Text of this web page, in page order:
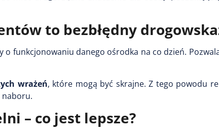
to bezbłędny
funkcjonowaniu danego ośrodka na co dzień.
wrażeń, które mogą być skrajne. Z tego powodu
naboru.
– co jest lepsze?